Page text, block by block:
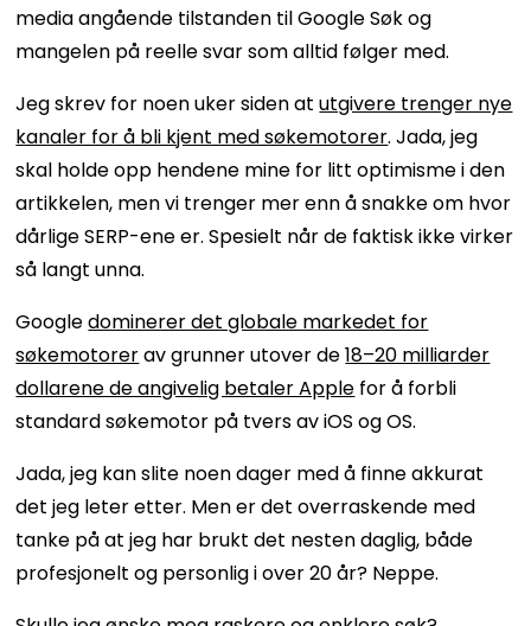
media angående tilstanden til Google Søk og
mangelen på reelle svar som alltid følger med.
Jeg skrev for noen uker siden atutgivere trenger nye
kanaler for å bli kjent med søkemotorer. Jada, jeg
skal holde opp hendene mine for litt optimisme i den
artikkelen, men vi trenger mer enn å snakke om hvor
dårlige SERP-ene er. Spesielt når de faktisk ikke virker
så langt unna.
Googledominerer det globale markedet for
søkemotorerav grunner utover de18–20 milliarder
dollarene de angivelig betaler Apple for å forbli
standard søkemotor på tvers av iOS og OS.
Jada, jeg kan slite noen dager med å finne akkurat
det jeg leter etter. Men er det overraskende med
tanke på at jeg har brukt det nesten daglig, både
profesjonelt og personlig i over 20 år? Neppe.